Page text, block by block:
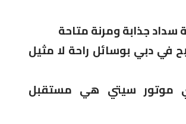
سداد جذابة ومرنة متاحة
في دبي بوسائل راحة لا مثيل
موتور سيتي هي مستقبل